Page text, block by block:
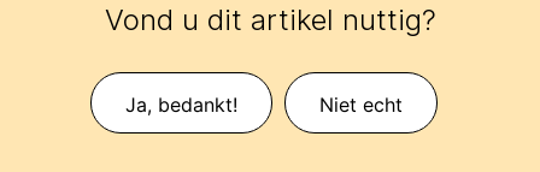
Vond u dit artikel nuttig?
Ja, bedankt! Niet echt